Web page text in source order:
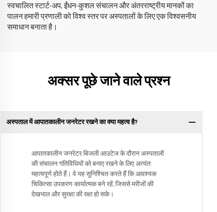
स्वचालित स्टार्ट-अप, ईंधन-कुशल संचालन और अंतरराष्ट्रीय मानकों का
पालन हमारी प्रणाली को विश्व स्तर पर अस्पतालों के लिए एक विश्वसनीय
समाधान बनाता है।
अक्सर पूछे जाने वाले प्रश्न
अस्पताल में आपातकालीन जनरेटर रखने का क्या महत्व है?
आपातकालीन जनरेटर बिजली आउटेज के दौरान अस्पतालों
की संचालन गतिविधियों को बनाए रखने के लिए अत्यंत
महत्वपूर्ण होते हैं। वे यह सुनिश्चित करते हैं कि आवश्यक
चिकित्सा उपकरण कार्यात्मक बने रहें, जिससे मरीजों की
देखभाल और सुरक्षा की रक्षा हो सके।